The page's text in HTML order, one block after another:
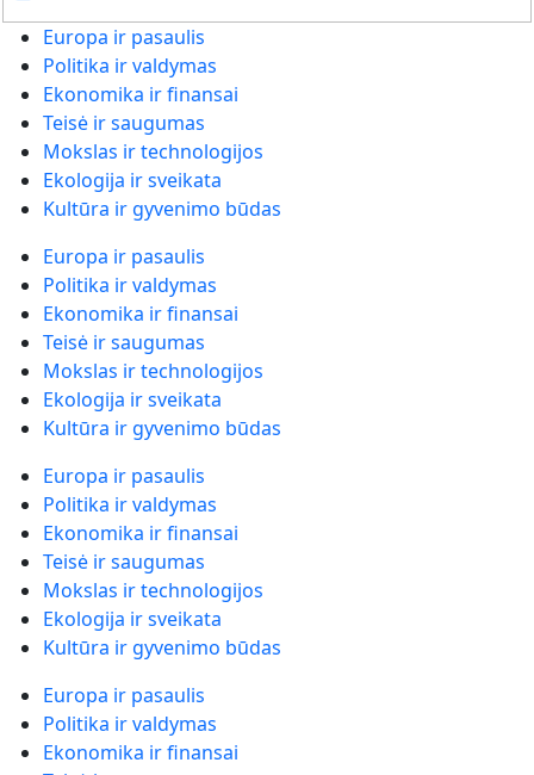
Europa ir pasaulis
Politika ir valdymas
Ekonomika ir finansai
Teisė ir saugumas
Mokslas ir technologijos
Ekologija ir sveikata
Kultūra ir gyvenimo būdas
Europa ir pasaulis
Politika ir valdymas
Ekonomika ir finansai
Teisė ir saugumas
Mokslas ir technologijos
Ekologija ir sveikata
Kultūra ir gyvenimo būdas
Europa ir pasaulis
Politika ir valdymas
Ekonomika ir finansai
Teisė ir saugumas
Mokslas ir technologijos
Ekologija ir sveikata
Kultūra ir gyvenimo būdas
Europa ir pasaulis
Politika ir valdymas
Ekonomika ir finansai